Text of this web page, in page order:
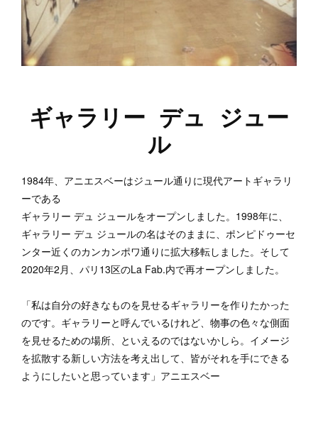
ギャラリー デュ ジュー
ル
1984年、アニエスベーはジュール通りに現代アートギャラリ
ーである
ギャラリー デュ ジュールをオープンしました。1998年に、
ギャラリー デュ ジュールの名はそのままに、ポンピドゥーセ
ンター近くのカンカンポワ通りに拡大移転しました。そして
2020年2月、パリ13区のLa Fab.内で再オープンしました。
「私は自分の好きなものを見せるギャラリーを作りたかった
のです。ギャラリーと呼んでいるけれど、物事の色々な側面
を見せるための場所、といえるのではないかしら。イメージ
を拡散する新しい方法を考え出して、皆がそれを手にできる
ようにしたいと思っています」アニエスベー